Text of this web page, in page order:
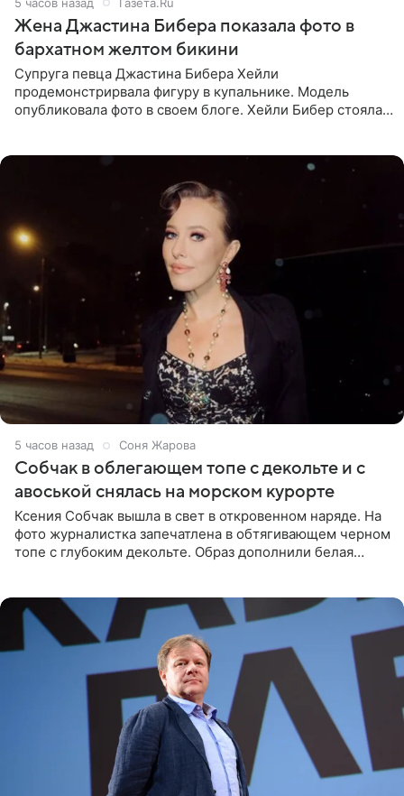
Жена Джастина Бибера показала фото в
бархатном желтом бикини
Супруга певца Джастина Бибера Хейли
продемонстрирвала фигуру в купальнике. Модель
опубликовала фото в своем блоге. Хейли Бибер стояла
5 часов назад Соня Жарова
Собчак в облегающем топе с декольте и с
авоськой снялась на морском курорте
Ксения Собчак вышла в свет в откровенном наряде. На
фото журналистка запечатлена в обтягивающем черном
топе с глубоким декольте. Образ дополнили белая